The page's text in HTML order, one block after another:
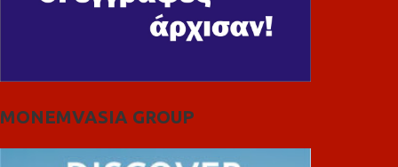
MONEMVASIA GROUP